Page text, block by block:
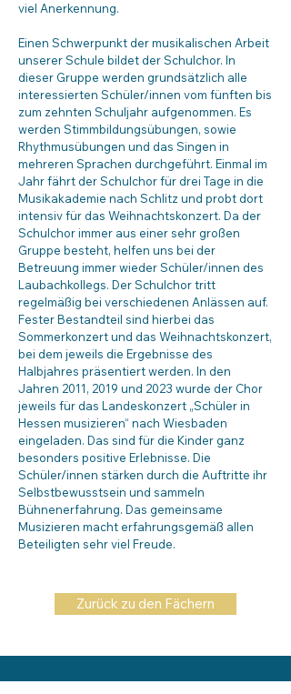
viel Anerkennung.
Einen Schwerpunkt der musikalischen Arbeit
unserer Schule bildet der Schulchor. In
dieser Gruppe werden grundsätzlich alle
interessierten Schüler/innen vom fünften bis
zum zehnten Schuljahr aufgenommen. Es
werden Stimmbildungsübungen, sowie
Rhythmusübungen und das Singen in
mehreren Sprachen durchgeführt. Einmal im
Jahr fährt der Schulchor für drei Tage in die
Musikakademie nach Schlitz und probt dort
intensiv für das Weihnachtskonzert. Da der
Schulchor immer aus einer sehr großen
Gruppe besteht, helfen uns bei der
Betreuung immer wieder Schüler/innen des
Laubachkollegs. Der Schulchor tritt
regelmäßig bei verschiedenen Anlässen auf.
Fester Bestandteil sind hierbei das
Sommerkonzert und das Weihnachtskonzert,
bei dem jeweils die Ergebnisse des
Halbjahres präsentiert werden. In den
Jahren 2011, 2019 und 2023 wurde der Chor
jeweils für das Landeskonzert „Schüler in
Hessen musizieren“ nach Wiesbaden
eingeladen. Das sind für die Kinder ganz
besonders positive Erlebnisse. Die
Schüler/innen stärken durch die Auftritte ihr
Selbstbewusstsein und sammeln
Bühnenerfahrung. Das gemeinsame
Musizieren macht erfahrungsgemäß allen
Beteiligten sehr viel Freude.
Zurück zu den Fächern